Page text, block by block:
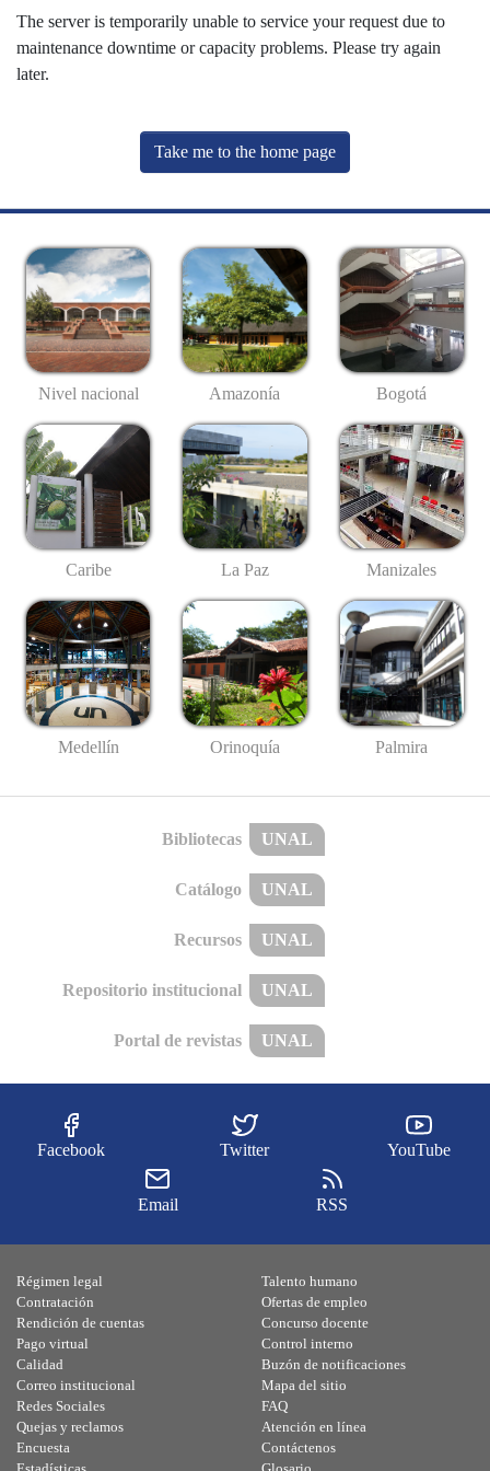
The server is temporarily unable to service your request due to
maintenance downtime or capacity problems. Please try again
later.
Take me to the home page
Nivel nacional Amazonía Bogotá
Caribe La Paz Manizales
Medellín Orinoquía Palmira
Bibliotecas UNAL
Catálogo UNAL
Recursos UNAL
Repositorio institucional UNAL
Portal de revistas UNAL
Facebook Twitter YouTube
Email RSS
Régimen legal
Contratación
Rendición de cuentas
Pago virtual
Calidad
Talento humano
Ofertas de empleo
Concurso docente
Control interno
Buzón de notificaciones
Correo institucional
Redes Sociales
Quejas y reclamos
Encuesta
Mapa del sitio
FAQ
Atención en línea
Contáctenos